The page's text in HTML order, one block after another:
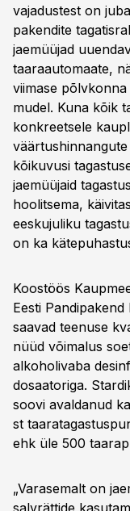
vajadustest on
pakendite
jaemüüjad
taaraautomaate,
viimase
mudel. Kuna kõik
konkreetsele
kõikuvusi
jaemüüjaid
hoolitsema,
eeskujuliku
on ka
Koostöös
Eesti
saavad teenuse
nüüd võimalus
alkoholivaba
dosaatoriga.
soovi avaldanud
st
ehk üle 500
„Varasemalt on
salvrättide